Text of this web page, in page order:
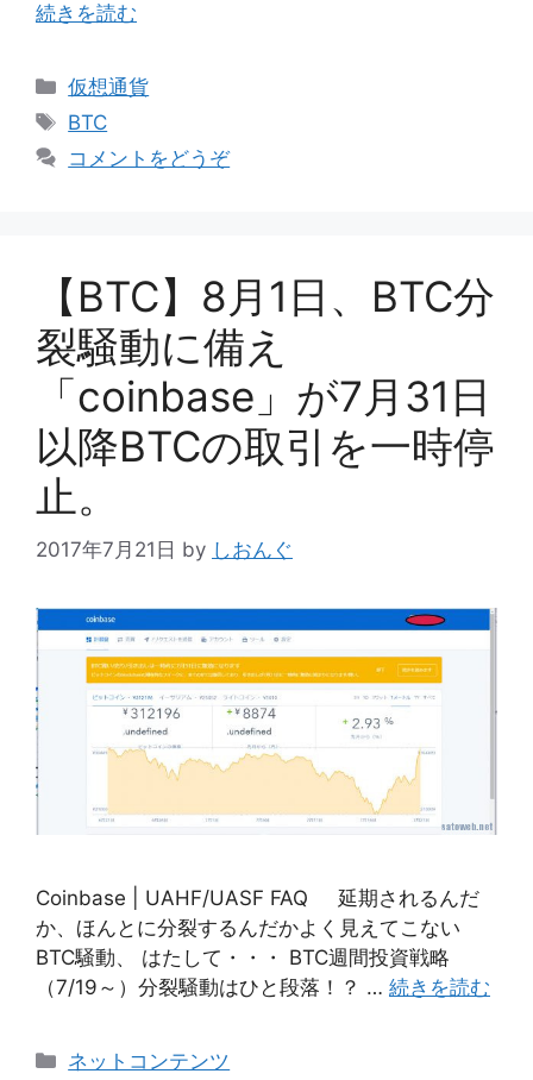
続きを読む
カ
テ
リ
仮想通貨
タ
グ
BTC
コメントをどうぞ
【BTC】8月1日、BTC分
裂騒動に備え
「coinbase」が7月31日
以降BTCの取引を一時停
止。
2017年7月21日 by しおんぐ
Coinbase | UAHF/UASF FAQ 延期されるんだ
か、ほんとに分裂するんだかよく見えてこない
BTC騒動、 はたして・・・ BTC週間投資戦略
（7/19～）分裂騒動はひと段落！？ … 続きを読む
カ
ネットコンテンツ